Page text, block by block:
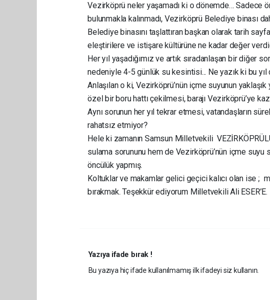
Vezirköprü neler yaşamadı ki o dönemde… Sadece
bulunmakla kalınmadı, Vezirköprü Belediye binası
Belediye binasını taşlattıran başkan olarak tarih
eleştirilere ve istişare kültürüne ne kadar değer
Her yıl yaşadığımız ve artık sıradanlaşan bir diğer
nedeniyle 4-5 günlük su kesintisi... Ne yazık ki bu yıl
Anlaşılan o ki, Vezirköprü’nün içme suyunun
özel bir boru hattı çekilmesi, barajı Vezirköprü’ye
Aynı sorunun her yıl tekrar etmesi, vatandaşların
rahatsız etmiyor?
Hele ki zamanın Samsun Milletvekili
sulama sorununu hem de Vezirköprü’nün içme
öncülük yapmış.
Koltuklar ve makamlar gelici geçici kalıcı olan ise ;
bırakmak. Teşekkür ediyorum Milletvekili Ali ESER’E.
Yazıya ifade bırak !
Bu yazıya hiç ifade kullanılmamış ilk ifadeyi siz kullanın.